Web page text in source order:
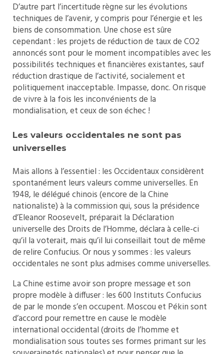
D’autre part l’incertitude règne sur les évolutions
techniques de l’avenir, y compris pour l’énergie et les
biens de consommation. Une chose est sûre
cependant : les projets de réduction de taux de CO2
annoncés sont pour le moment incompatibles avec les
possibilités techniques et financières existantes, sauf
réduction drastique de l’activité, socialement et
politiquement inacceptable. Impasse, donc. On risque
de vivre à la fois les inconvénients de la
mondialisation, et ceux de son échec !
Les valeurs occidentales ne sont pas
universelles
Mais allons à l’essentiel : les Occidentaux considèrent
spontanément leurs valeurs comme universelles. En
1948, le délégué chinois (encore de la Chine
nationaliste) à la commission qui, sous la présidence
d’Eleanor Roosevelt, préparait la Déclaration
universelle des Droits de l’Homme, déclara à celle-ci
qu’il la voterait, mais qu’il lui conseillait tout de même
de relire Confucius. Or nous y sommes : les valeurs
occidentales ne sont plus admises comme universelles.
La Chine estime avoir son propre message et son
propre modèle à diffuser : les 600 Instituts Confucius
de par le monde s’en occupent. Moscou et Pékin sont
d’accord pour remettre en cause le modèle
international occidental (droits de l’homme et
mondialisation sous toutes ses formes primant sur les